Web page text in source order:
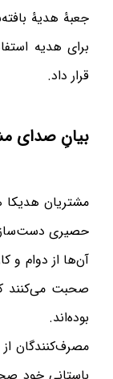
جعبهٔ هدیهٔ
برای هدیه
قرار داد.
بیانِ صدای
مشتریان هدیکا
حصیری دست‌ساز
آن‌ها از دوام و
صحبت می‌کنند
بوده‌اند.
مصرف‌کنندگان